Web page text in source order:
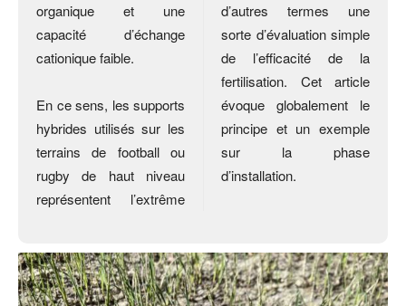
organique et une
capacité d’échange
cationique faible.
En ce sens, les supports
hybrides utilisés sur les
terrains de football ou
rugby de haut niveau
représentent l’extrême
d’autres termes une
sorte d’évaluation simple
de l’efficacité de la
fertilisation. Cet article
évoque globalement le
principe et un exemple
sur la phase
d’installation.